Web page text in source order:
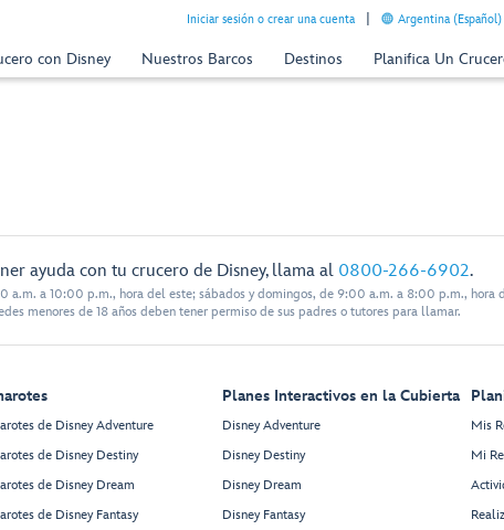
Iniciar sesión o crear una cuenta Argentina (Español)
con Disney Nuestros Barcos Destinos Planifica Un
ayuda con tu crucero de Disney, llama al 0800-266-6902.
a.m. a 10:00 p.m., hora del este; sábados y domingos, de 9:00 a.m. a 8:00 p.m., hora
menores de 18 años deben tener permiso de sus padres o tutores para llamar.
de Disney Adventure
de Disney Destiny
de Disney Dream
de Disney Fantasy
Planes Interactivos en la Cubierta
Disney Adventure
Disney Destiny
Disney Dream
Disney Fantasy
Mis
Mi